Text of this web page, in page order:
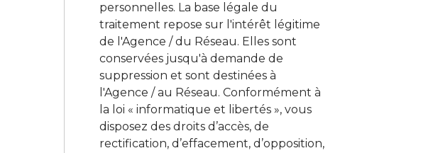
personnelles. La base légale du
traitement repose sur l'intérêt légitime
de l'Agence / du Réseau. Elles sont
conservées jusqu'à demande de
suppression et sont destinées à
l'Agence / au Réseau. Conformément à
la loi « informatique et libertés », vous
disposez des droits d’accès, de
rectification, d’effacement, d’opposition,